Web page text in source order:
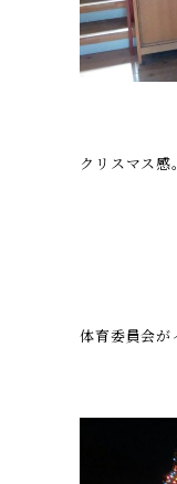
クリスマス感。
体育委員会が